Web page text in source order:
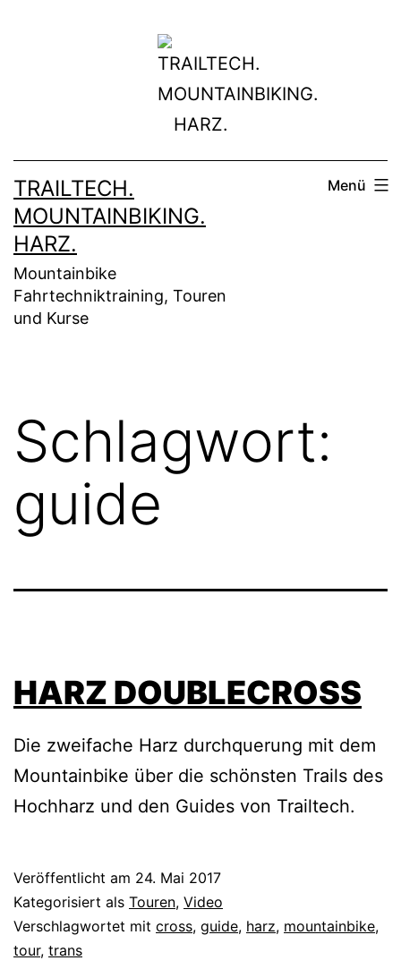
TRAILTECH.
MOUNTAINBIKING.
HARZ.
Mountainbike
Fahrtechniktraining, Touren
und Kurse
Menü
Schlagwort:
guide
HARZ DOUBLECROSS
Die zweifache Harz durchquerung mit dem
Mountainbike über die schönsten Trails des
Hochharz und den Guides von Trailtech.
Veröffentlicht am 24. Mai 2017
Kategorisiert als Touren, Video
Verschlagwortet mit cross, guide, harz, mountainbike,
tour, trans